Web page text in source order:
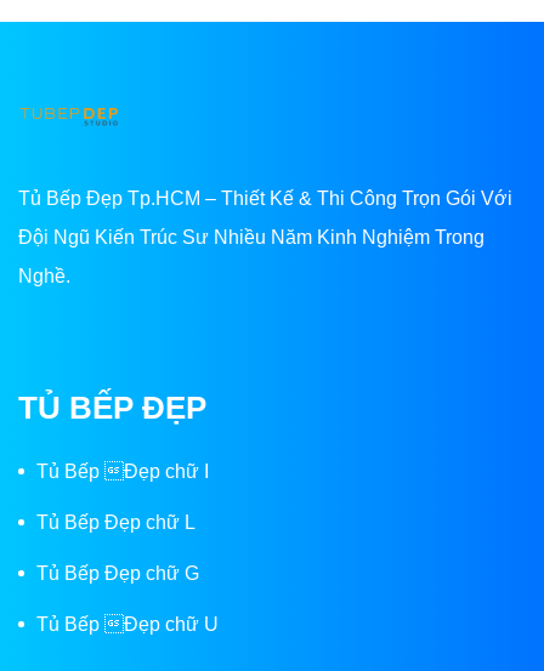
Tủ Bếp Đẹp Tp.HCM – Thiết Kế & Thi Công Trọn Gói Với
Đội Ngũ Kiến Trúc Sư Nhiều Năm Kinh Nghiệm Trong
Nghề.
TỦ BẾP ĐẸP
Tủ Bếp Đẹp chữ I
Tủ Bếp Đẹp chữ L
Tủ Bếp Đẹp chữ G
Tủ Bếp Đẹp chữ U